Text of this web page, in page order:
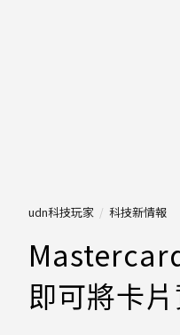
udn科技玩家 科技新情報
即可將卡